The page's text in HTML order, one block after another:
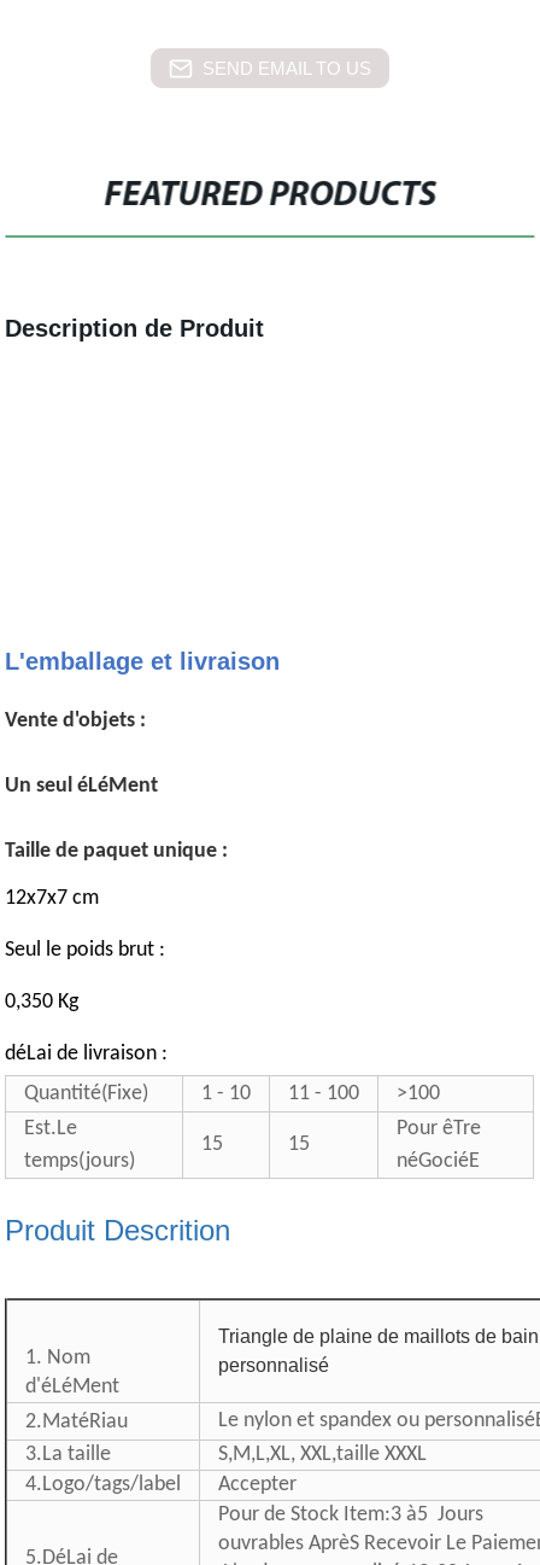
SEND EMAIL TO US
FEATURED PRODUCTS
Description de Produit
L'emballage et livraison
Vente d'objets :
Un seul éLéMent
Taille de paquet unique :
12x7x7 cm
Seul le poids brut :
0,350 Kg
déLai de livraison :
Quantité(Fixe)
1 - 10 11 - 100
>100
Est.Le
temps(jours)
15 15
Pour êTre
néGociéE
Produit Descrition
1. Nom
d'éLéMent
Triangle de plaine de maillots de
personnalisé
2.MatéRiau
Le nylon et spandex ou
3.La taille
S,M,L,XL, XXL,taille XXXL
4.Logo/tags/label
Accepter
5.DéLai de
Pour de Stock Item:3 à5 Jours
ouvrables AprèS Recevoir Le